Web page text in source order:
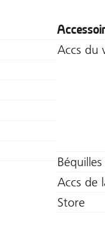
Accs du
Béquilles
Accs de
Store